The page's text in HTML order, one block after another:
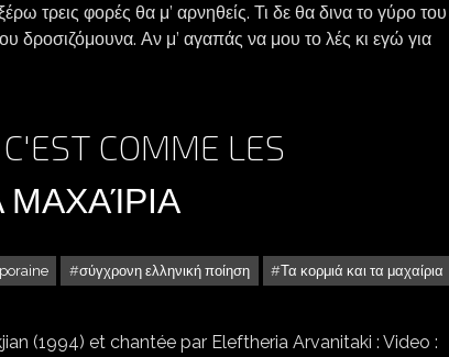
τρεις φορές θα μ’ αρνηθείς. Τι δε θα δινα το γύρο του
δροσιζόμουνα. Αν μ’ αγαπάς να μου το λές κι εγώ για
COMME LES
ΜΑΧΑΊΡΙΑ
σύγχρονη ελληνική ποίηση
Τα κορμιά και τα μαχαίρια
(1994) et chantée par Eleftheria Arvanitaki : Video :